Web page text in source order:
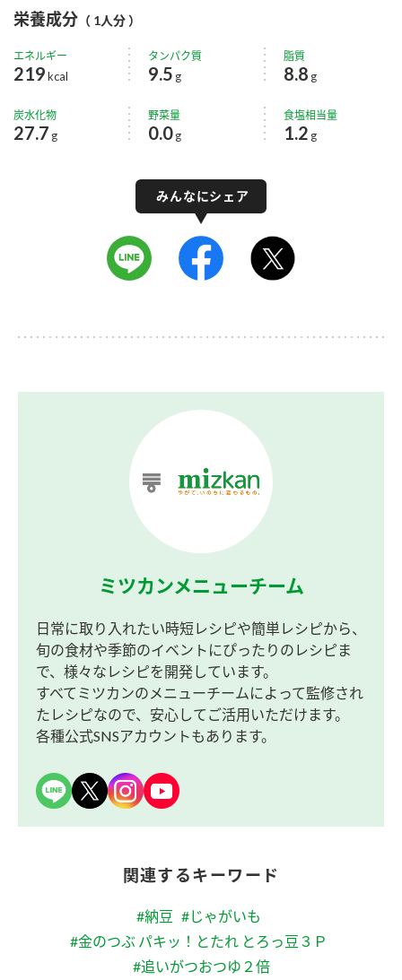
栄養成分 （ 1人分 ）
エネルギー
219kcal
タンパク質
9.5 g
脂質
8.8 g
炭水化物
27.7 g
野菜量
0.0g
食塩相当量
1.2 g
ミツカンメニューチーム
日常に取り入れたい時短レシピや簡単レシピから、
旬の食材や季節のイベントにぴったりのレシピま
で、様々なレシピを開発しています。
すべてミツカンのメニューチームによって監修され
たレシピなので、安心してご活用いただけます。
各種公式SNSアカウントもあります。
関連するキーワード
#納豆 #じゃがいも
#金のつぶ パキッ！とたれ とろっ豆３Ｐ
#追いがつおつゆ２倍